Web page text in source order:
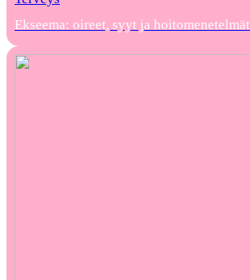
Ekseema: oireet, syyt ja hoitomenetelmät